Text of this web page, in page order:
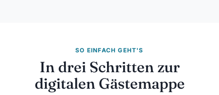
SO EINFACH GEHT'S
In drei Schritten zur
digitalen Gästemappe